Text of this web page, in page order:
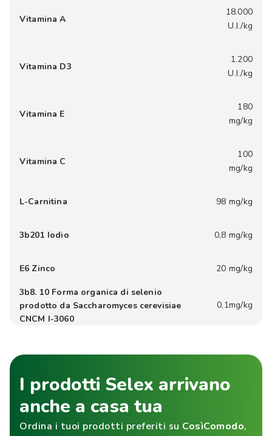
Vitamina A
18.000
U.I./kg
Vitamina D3
1.200
U.I./kg
Vitamina E
180
mg/kg
Vitamina C
100
mg/kg
L-Carnitina 98 mg/kg
3b201 Iodio 0,8 mg/kg
E6 Zinco 20 mg/kg
3b8. 10 Forma organica di selenio
prodotto da Saccharomyces cerevisiae
CNCM I-3060
0,1mg/kg
I prodotti Selex arrivano
anche a casa tua
Ordina i tuoi prodotti preferiti su CosìComodo,